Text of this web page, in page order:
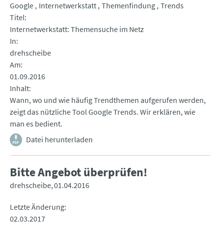
Google Internetwerkstatt Themenfindung Trends
Titel
Internetwerkstatt: Themensuche im Netz
In
drehscheibe
Am
01.09.2016
Inhalt
Wann, wo und wie häufig Trendthemen aufgerufen werden,
zeigt das nützliche Tool Google Trends. Wir erklären, wie
man es bedient.
Datei herunterladen
Bitte Angebot überprüfen!
drehscheibe 01.04.2016
Letzte Änderung
02.03.2017